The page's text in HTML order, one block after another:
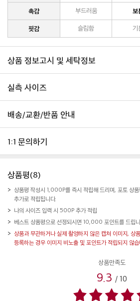
촉감 부드러움 보
핏감 슬림함 기
상품 정보고시 및 세탁정보
실측 사이즈
배송/교환/반품 안내
1:1 문의하기
상품평(8)
상품평 작성시 1,000P를 즉시 적립해 드리며, 포토 상
추가로 적립됩니다.
나의 사이즈 입력 시 500P 추가 적립
베스트 상품평으로 선정되시면 10,000 포인트를 드립
상품과 무관하거나 실제 촬영하지 않은 캡쳐 이미지, 상
등록하는 경우 이미지 비노출 및 포인트가 적립되지 않습
상품만족도
9.3 / 10